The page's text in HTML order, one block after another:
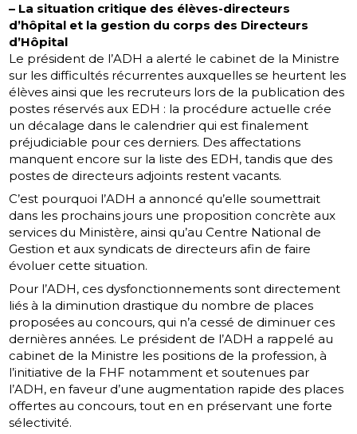
– La situation critique des élèves-directeurs
d’hôpital et la gestion du corps des Directeurs
d’Hôpital
Le président de l’ADH a alerté le cabinet de la Ministre
sur les difficultés récurrentes auxquelles se heurtent les
élèves ainsi que les recruteurs lors de la publication des
postes réservés aux EDH : la procédure actuelle crée
un décalage dans le calendrier qui est finalement
préjudiciable pour ces derniers. Des affectations
manquent encore sur la liste des EDH, tandis que des
postes de directeurs adjoints restent vacants.
C’est pourquoi l’ADH a annoncé qu’elle soumettrait
dans les prochains jours une proposition concrète aux
services du Ministère, ainsi qu’au Centre National de
Gestion et aux syndicats de directeurs afin de faire
évoluer cette situation.
Pour l’ADH, ces dysfonctionnements sont directement
liés à la diminution drastique du nombre de places
proposées au concours, qui n’a cessé de diminuer ces
dernières années. Le président de l’ADH a rappelé au
cabinet de la Ministre les positions de la profession, à
l’initiative de la FHF notamment et soutenues par
l’ADH, en faveur d’une augmentation rapide des places
offertes au concours, tout en en préservant une forte
sélectivité.